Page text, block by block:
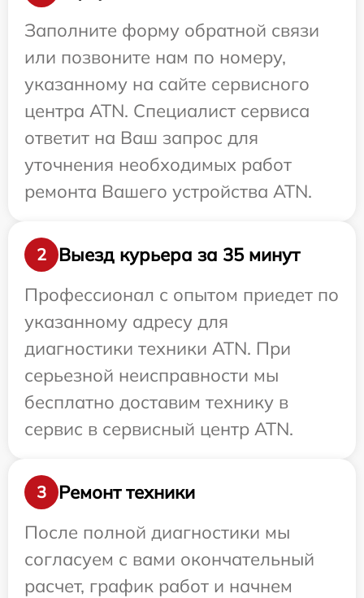
Заполните форму обратной связи
или позвоните нам по номеру,
указанному на сайте сервисного
центра ATN. Специалист сервиса
ответит на Ваш запрос для
уточнения необходимых работ
ремонта Вашего устройства ATN.
2
Выезд курьера за 35 минут
Профессионал с опытом приедет по
указанному адресу для
диагностики техники ATN. При
серьезной неисправности мы
бесплатно доставим технику в
сервис в сервисный центр ATN.
3
Ремонт техники
После полной диагностики мы
согласуем с вами окончательный
расчет, график работ и начнем